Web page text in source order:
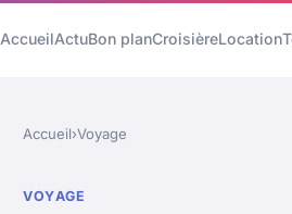
AccueilActuBon planCroisièreLocation
Accueil›Voyage
VOYAGE